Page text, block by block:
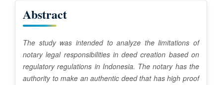
Abstract
The study was intended to analyze the limitations of
notary legal responsibilities in deed creation based on
regulatory regulations in Indonesia. The notary has the
authority to make an authentic deed that has high proof